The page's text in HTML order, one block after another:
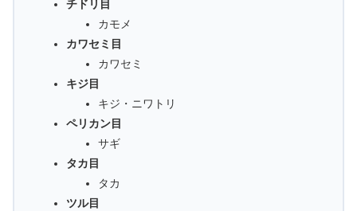
チドリ目
カモメ
カワセミ目
カワセミ
キジ目
キジ・ニワトリ
ペリカン目
サギ
タカ目
タカ
ツル目